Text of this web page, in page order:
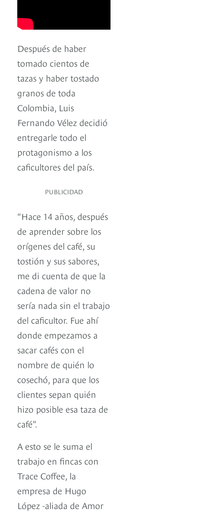
Después de haber
tomado cientos de
tazas y haber tostado
granos de toda
Colombia, Luis
Fernando Vélez decidió
entregarle todo el
protagonismo a los
caficultores del país.
PUBLICIDAD
“Hace 14 años, después
de aprender sobre los
orígenes del café, su
tostión y sus sabores,
me di cuenta de que la
cadena de valor no
sería nada sin el trabajo
del caficultor. Fue ahí
donde empezamos a
sacar cafés con el
nombre de quién lo
cosechó, para que los
clientes sepan quién
hizo posible esa taza de
café”.
A esto se le suma el
trabajo en fincas con
Trace Coffee, la
empresa de Hugo
López -aliada de Amor